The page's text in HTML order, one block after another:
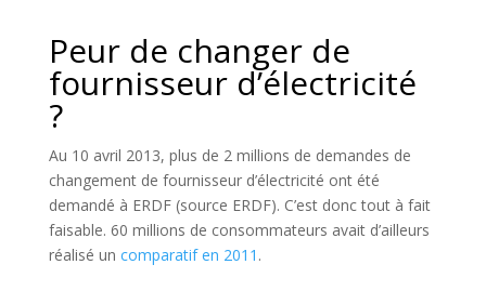
Peur de changer de
fournisseur d’électricité
?
Au 10 avril 2013, plus de 2 millions de demandes de
changement de fournisseur d’électricité ont été
demandé à ERDF (source ERDF). C’est donc tout à fait
faisable. 60 millions de consommateurs avait d’ailleurs
réalisé un comparatif en 2011 .